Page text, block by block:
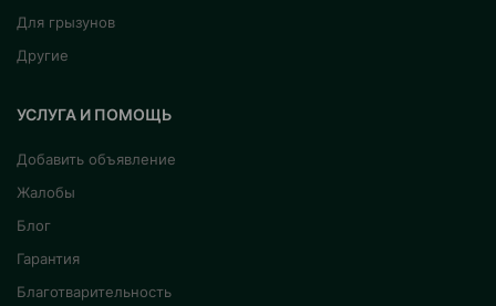
Для грызунов
Другие
УСЛУГА И ПОМОЩЬ
Добавить объявление
Жалобы
Блог
Гарантия
Благотварительность